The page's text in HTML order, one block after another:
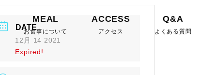
MEAL
お食事について
ACCESS
アクセス
Q&A
よくある質問
DATE
12月 14 2021
Expired!